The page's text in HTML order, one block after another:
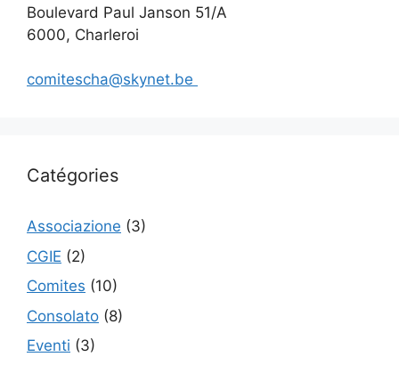
Boulevard Paul Janson 51/A
6000, Charleroi
comitescha@skynet.be
Catégories
Associazione (3)
CGIE (2)
Comites (10)
Consolato (8)
Eventi (3)